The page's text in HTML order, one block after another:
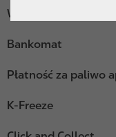
Wi-Fi
Bankomat
Płatność za paliwo
K-Freeze